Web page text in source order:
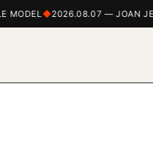
2026.08.07 — JOAN JETT